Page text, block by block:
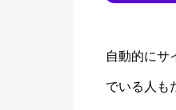
自動的にサ
でいる人も